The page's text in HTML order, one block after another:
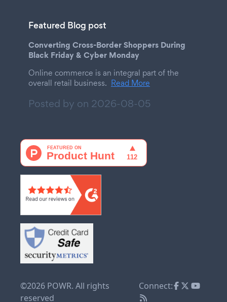
Featured Blog post
Converting Cross-Border Shoppers During
Black Friday & Cyber Monday
Online commerce is an integral part of the
overall retail business. Read More
Posted by on 2026-08-05
©2026 POWR. All rights
reserved
Connect: